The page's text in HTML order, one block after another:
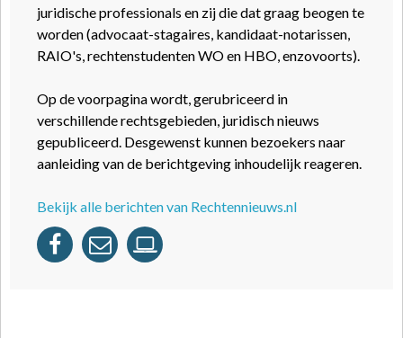
juridische professionals en zij die dat graag beogen te
worden (advocaat-stagaires, kandidaat-notarissen,
RAIO's, rechtenstudenten WO en HBO, enzovoorts).
Op de voorpagina wordt, gerubriceerd in
verschillende rechtsgebieden, juridisch nieuws
gepubliceerd. Desgewenst kunnen bezoekers naar
aanleiding van de berichtgeving inhoudelijk reageren.
Bekijk alle berichten van Rechtennieuws.nl